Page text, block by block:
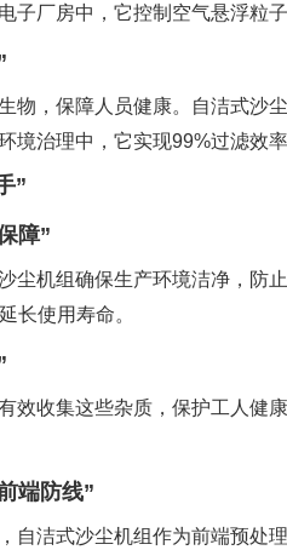
厂房中，它控制空气悬浮粒
物，保障人员健康。自洁式沙
治理中，它实现99%过滤效
”
障”
尘机组确保生产环境洁净，
长使用寿命。
效收集这些杂质，保护工人健
端防线”
自洁式沙尘机组作为前端预